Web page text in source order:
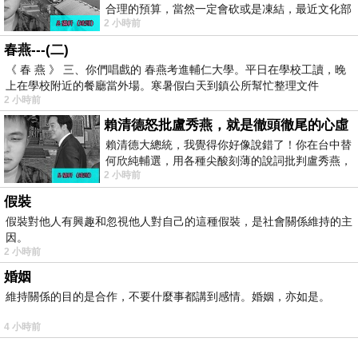
合理的預算，當然一定會砍或是凍結，最近文化部
要編列公視和Taiwan plus預算，在110年
2 小時前
春燕---(二)
《 春 燕 》 三、你們唱戲的 春燕考進輔仁大學。平日在學校工讀，晚
上在學校附近的餐廳當外場。寒暑假白天到鎮公所幫忙整理文件
2 小時前
賴清德怒批盧秀燕，就是徹頭徹尾的心虛
賴清德大總統，我覺得你好像說錯了！你在台中替
何欣純輔選，用各種尖酸刻薄的說詞批判盧秀燕，
罵她施政滿意度輸給陳其邁，甚至還說盧
2 小時前
假裝
假裝對他人有興趣和忽視他人對自己的這種假裝，是社會關係維持的主
因。
2 小時前
婚姻
維持關係的目的是合作，不要什麼事都講到感情。婚姻，亦如是。
4 小時前